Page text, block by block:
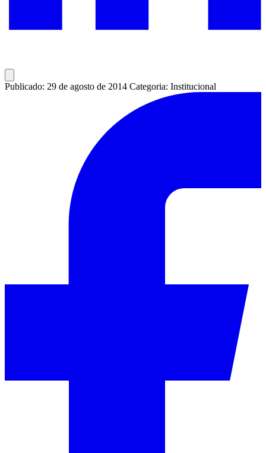
Publicado: 29 de agosto de 2014 Categoria: Institucional